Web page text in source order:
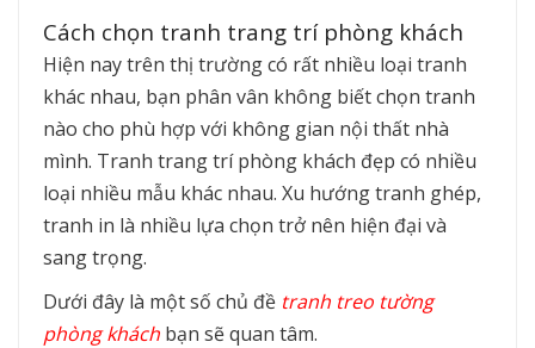
Cách chọn tranh trang trí phòng khách
Hiện nay trên thị trường có rất nhiều loại tranh
khác nhau, bạn phân vân không biết chọn tranh
nào cho phù hợp với không gian nội thất nhà
mình. Tranh trang trí phòng khách đẹp có nhiều
loại nhiều mẫu khác nhau. Xu hướng tranh ghép,
tranh in là nhiều lựa chọn trở nên hiện đại và
sang trọng.
Dưới đây là một số chủ đề tranh treo tường
phòng khách bạn sẽ quan tâm.